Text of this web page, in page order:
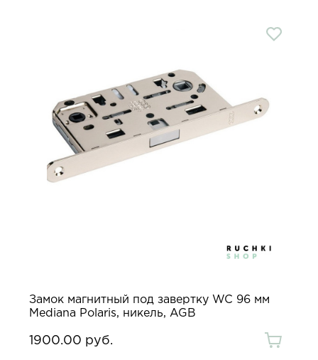
Замок магнитный под завертку WC 96 мм
Mediana Polaris, никель, AGB
1900.00 руб.